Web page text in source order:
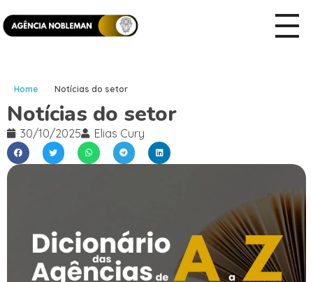
Home Notícias do setor
Notícias do setor
30/10/2025 Elias Cury